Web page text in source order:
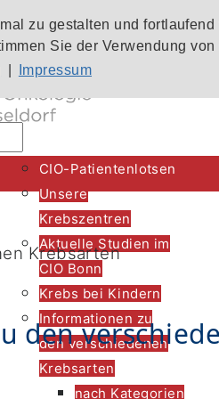
zu gestalten und
Sie der Verwendung
Impressum
CIO-Patientenlotsen
Unsere
Krebszentren
Aktuelle Studien im
CIO Bonn
Krebs bei Kindern
Informationen zu
den verschiedenen
Krebsarten
nach Kategorien
Krebsarten
den